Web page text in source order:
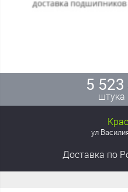
5 523
штука
ул
Доставка по